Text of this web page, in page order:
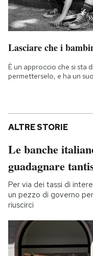
Lasciare che i
È un approccio che si sta
permetterselo, e ha un
ALTRE STORIE
Le banche
guadagnare
Per via dei tassi di
un pezzo di governo
riuscirci